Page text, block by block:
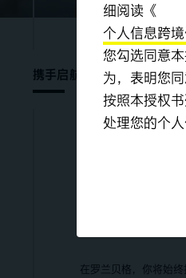
细阅读《
个人信息跨
您勾选同意
为，表明您
按照本授权
处理您的个人
携手启航
作为学生
启你的职
咨询工作关乎创造力
在罗兰贝格，你将始终